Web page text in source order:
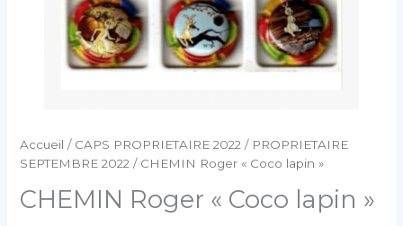
Accueil / CAPS PROPRIETAIRE 2022 / PROPRIETAIRE
SEPTEMBRE 2022 / CHEMIN Roger « Coco lapin »
CHEMIN Roger « Coco lapin »